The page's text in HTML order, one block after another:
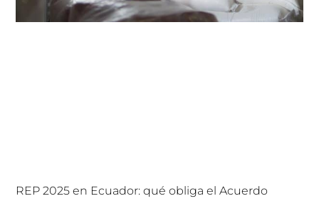
REP 2025 en Ecuador: qué obliga el Acuerdo